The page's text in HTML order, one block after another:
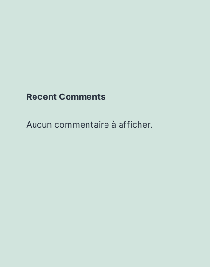
Recent Comments
Aucun commentaire à afficher.